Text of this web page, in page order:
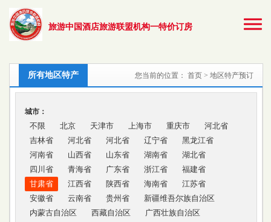
旅游中国酒店旅游联盟机构一特价订房
所有地区特产 您当前的位置： 首页 > 地区特产预订
城市：
不限 北京 天津市 上海市 重庆市
河北省
吉林省
河北省 河北省 辽宁省
黑龙江省
河南省
山西省 山东省 湖南省
湖北省
四川省
青海省 广东省 浙江省
福建省
甘肃省
江西省 陕西省 海南省
江苏省
安徽省
云南省 贵州省
新疆维吾尔族自治区
内蒙古自治区
西藏自治区
广西壮族自治区